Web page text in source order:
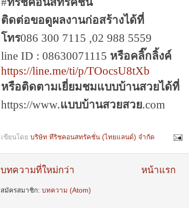
ติดต่อขอดูผลงานก่อสร้างได้ที่
โทร086 300 7115 ,02 988 5559
line ID : 08630071115 หรือคลิ๊กลิ้งค์
https://line.me/ti/p/TOocsU8tXb
หรือติดตามเยี่ยมชมแบบบ้านสวยได้ที่
https://www.แบบบ้านสวยสวย.com
เขียนโดย บริษัท ทีริชคอนสทรัคชั่น (ไทยแลนด์) จำกัด
บทความที่ใหม่กว่า หน้าแรก
สมัครสมาชิก: บทความ (Atom)